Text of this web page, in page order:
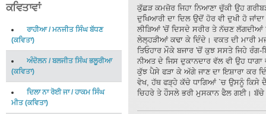
ਕਵਿਤਾਵਾਂ
ਰਾਹੀਆ/ਮਨਜੀਤ ਸਿੰਘ ਬੱਧਣ
(ਕਵਿਤਾ)
ਅੰਦੋਲਨ/ ਬਲਜੀਤ ਸਿੰਘ ਭਲੂਰੀਆ
(ਕਵਿਤਾ)
ਦਿਲਾ ਨਾ ਰੋਈ ਜਾ/ਹਾਕਮ ਸਿੰਘ
ਮੀਤ(ਕਵਿਤਾ)
ਕੁੱਛੜ ਕਮਜ਼ੋਰ ਜਿਹਾ ਨਿਆਣਾ ਚੁੱਕੀ ਉਹ
ਦੁਖਿਆਰੀ ਦਾ ਦਿਲ ਉਦੋਂ ਹੋਰ ਵੀ ਦੁਖੀ ਹੋ
ਲੀੜਿਆਂ 'ਚੋਂ ਦਿਸਦੇ ਸਰੀਰ ਤੇ ਨੱਚਣ
ਲੇਲ੍ਹੜੀਆਂ ਕਢਾ ਕੇ ਦਿੰਦੇ। ਵਕਤ ਦੀ ਮਾਰੀ
ਤਿਓਹਾਰ ਮੌਕੇ ਬਜਾਰ 'ਚੋਂ ਕੁਝ ਸਸਤੇ ਜਿਹੇ
ਨੀਅਤ ਦੇ ਜਿਸ ਦੁਕਾਨਦਾਰ ਵੱਲ ਵੀ ਉਹ
ਕੁੱਝ ਪੈਸੇ ਫੜਾ ਕੇ ਅੱਗੇ ਜਾਣ ਦਾ ਇਸ਼ਾਰਾ ਕਰ
ਵੇਖ, ਹੱਥ ਫੜ੍ਹੇ ਕੱਚੇ ਧਾਗਿਆਂ `ਚ ਉਸਨੂੰ ਕਿਸੇ
ਚਿਹਰੇ ਤੇ ਹੌਸਲੇ ਭਰੀ ਮੁਸਕਾਨ ਫੈਲ ਗਈ।